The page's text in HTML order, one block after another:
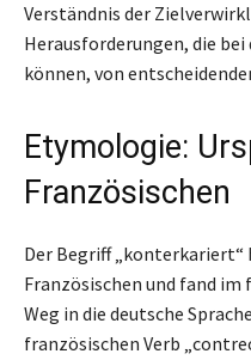
Verständnis der
Herausforderungen, die
können, von
Etymologie:
Französischen
Der Begriff „konterkariert“
Französischen und fand
Weg in die deutsche
französischen Verb